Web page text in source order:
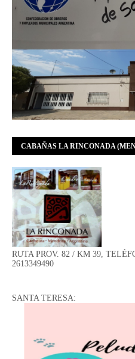
CABAÑAS LA RINCONADA
RUTA PROV. 82 / KM 39,
2613349490
SANTA TERESA: